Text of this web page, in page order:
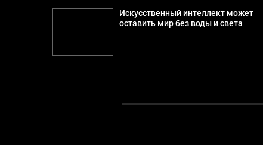
Искусственный интеллект может
оставить мир без воды и света